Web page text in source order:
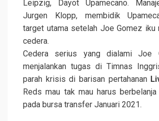
Leipzig, Dayot Upamecano.
Jurgen Klopp, membidik
target utama setelah Joe Gomez iku
cedera.
Cedera serius yang dialami Joe
menjalankan tugas di Timnas
parah krisis di barisan pertahanan
Reds mau tak mau harus
pada bursa transfer Januari 2021.